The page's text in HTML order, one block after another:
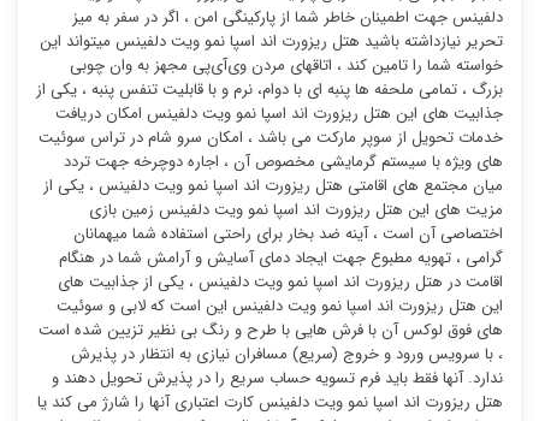
دلفینس جهت اطمینان خاطر شما از پارکینگی امن ، اگر در سفر به میز
تحریر نیازداشته باشید هتل ریزورت اند اسپا نمو ویت دلفینس میتواند این
خواسته شما را تامین کند ، اتاقهای مردن وی‌آی‌پی مجهز به وان چوبی
بزرگ ، تمامی ملحفه ها پنبه ای با دوام، نرم و با قابلیت تنفس پنبه ، یکی از
جذابیت های این هتل ریزورت اند اسپا نمو ویت دلفینس امکان دریافت
خدمات تحویل از سوپر مارکت می باشد ، امکان سرو شام در تراس سوئیت
‌های ویژه با سیستم گرمایشی مخصوص آن ، اجاره دوچرخه جهت تردد
میان مجتمع های اقامتی هتل ریزورت اند اسپا نمو ویت دلفینس ، یکی از
مزیت های این هتل ریزورت اند اسپا نمو ویت دلفینس زمین بازی
اختصاصی آن است ، آینه ضد بخار برای راحتی استفاده شما میهمانان
گرامی ، تهویه مطبوع جهت ایجاد دمای آسایش و آرامش شما در هنگام
اقامت در هتل ریزورت اند اسپا نمو ویت دلفینس ، یکی از جذابیت های
این هتل ریزورت اند اسپا نمو ویت دلفینس این است که لابی و سوئیت
های فوق لوکس آن با فرش هایی با طرح و رنگ بی نظیر تزیین شده است
، با سرویس ورود و خروج (سریع) مسافران نیازی به انتظار در پذیرش
ندارد. آنها فقط باید فرم تسویه حساب سریع را در پذیرش تحویل دهند و
هتل ریزورت اند اسپا نمو ویت دلفینس کارت اعتباری آنها را شارژ می کند یا